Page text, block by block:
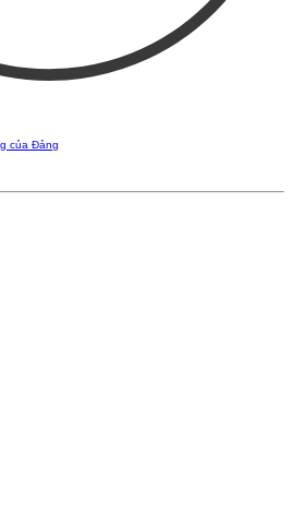
của Đảng